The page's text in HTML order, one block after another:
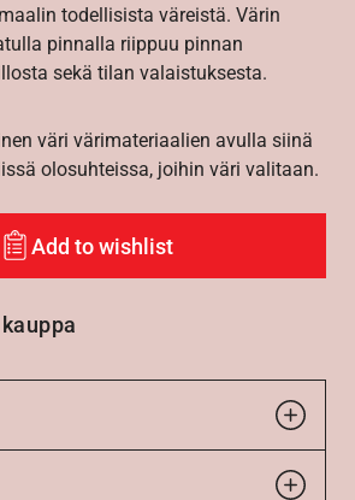
todellisista väreistä. Värin
pinnalla riippuu pinnan
sekä tilan valaistuksesta.
väri värimateriaalien avulla siinä
olosuhteissa, joihin väri valitaan.
Add to wishlist